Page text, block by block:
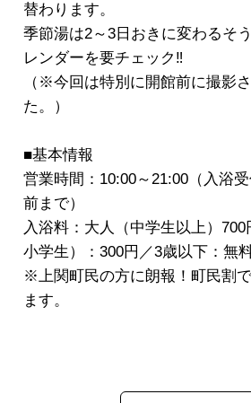
替わります。
季節湯は2～3日おきに変わるそ
レンダーを要チェック‼
（※今回は特別に開館前に撮影
た。）
■基本情報
営業時間：10:00～21:00（入浴
前まで）
入浴料：大人（中学生以上）700
小学生）：300円／3歳以下：無
※上関町民の方に朗報！町民割
ます。